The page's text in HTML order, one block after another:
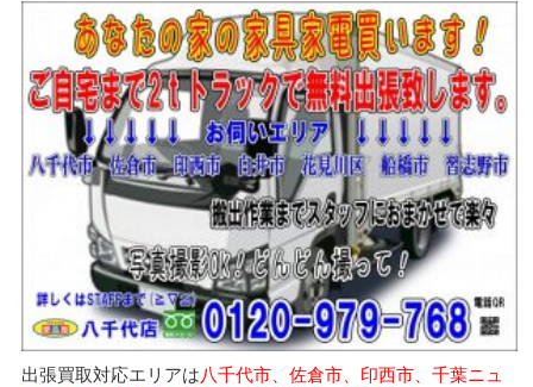
出張買取対応エリアは八千代市、佐倉市、印西市、千葉ニュ